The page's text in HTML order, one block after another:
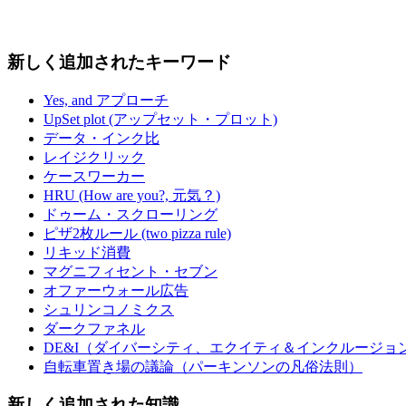
新しく追加されたキーワード
Yes, and アプローチ
UpSet plot (アップセット・プロット)
データ・インク比
レイジクリック
ケースワーカー
HRU (How are you?, 元気？)
ドゥーム・スクローリング
ピザ2枚ルール (two pizza rule)
リキッド消費
マグニフィセント・セブン
オファーウォール広告
シュリンコノミクス
ダークファネル
DE&I（ダイバーシティ、エクイティ＆インクルージョ
自転車置き場の議論（パーキンソンの凡俗法則）